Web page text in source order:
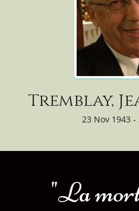
Tremblay,
23 Nov 1943 -
"La